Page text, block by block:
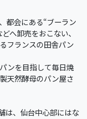
都会にある“ブーラン
へ卸売をおこない、
フランスの田舎パン
ンを目指して毎日焼
天然酵母のパン屋さ
は、仙台中心部にはな